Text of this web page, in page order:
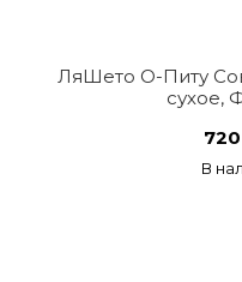
ЛяШето О-Питу
сухое,
В